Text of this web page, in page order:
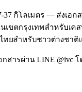
กิโลเมตร — ส่งเอก
ขตกรุงเทพสำหรับเค
ทยสำหรับชาวต่างชา
ารผ่าน LINE @ivc โ